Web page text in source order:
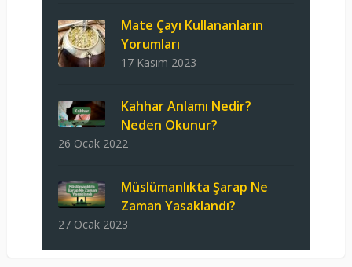
Mate Çayı Kullananların
Yorumları
17 Kasım 2023
Kahhar Anlamı Nedir?
Neden Okunur?
26 Ocak 2022
Müslümanlıkta Şarap Ne
Zaman Yasaklandı?
27 Ocak 2023